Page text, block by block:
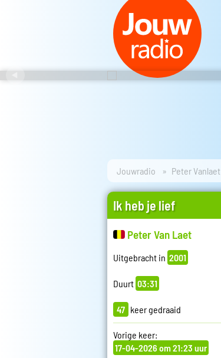
Jouwradio Peter Vanlaet
Ik heb je lief
Peter Van Laet
Uitgebracht in 2001
Duurt 03:31
47 keer gedraaid
Vorige keer:
17-04-2026 om 21:23 uur